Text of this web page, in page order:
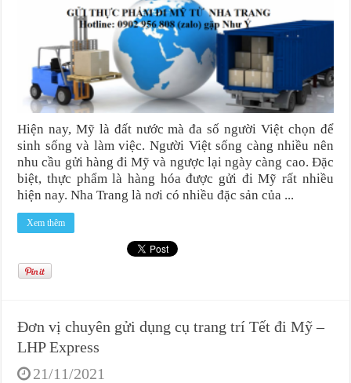
Hiện nay, Mỹ là đất nước mà đa số người Việt chọn để
sinh sống và làm việc. Người Việt sống càng nhiều nên
nhu cầu gửi hàng đi Mỹ và ngược lại ngày càng cao. Đặc
biệt, thực phẩm là hàng hóa được gửi đi Mỹ rất nhiều
hiện nay. Nha Trang là nơi có nhiều đặc sản của ...
Xem thêm
Đơn vị chuyên gửi dụng cụ trang trí Tết đi Mỹ –
LHP Express
21/11/2021